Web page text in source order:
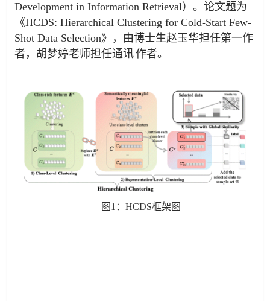
Development in Information Retrieval）。论文题为
《HCDS: Hierarchical Clustering for Cold-Start Few-
Shot Data Selection》，由博士生赵玉华担任第一作
者，胡梦婷老师担任通讯. 作者。
图1：HCDS框架图